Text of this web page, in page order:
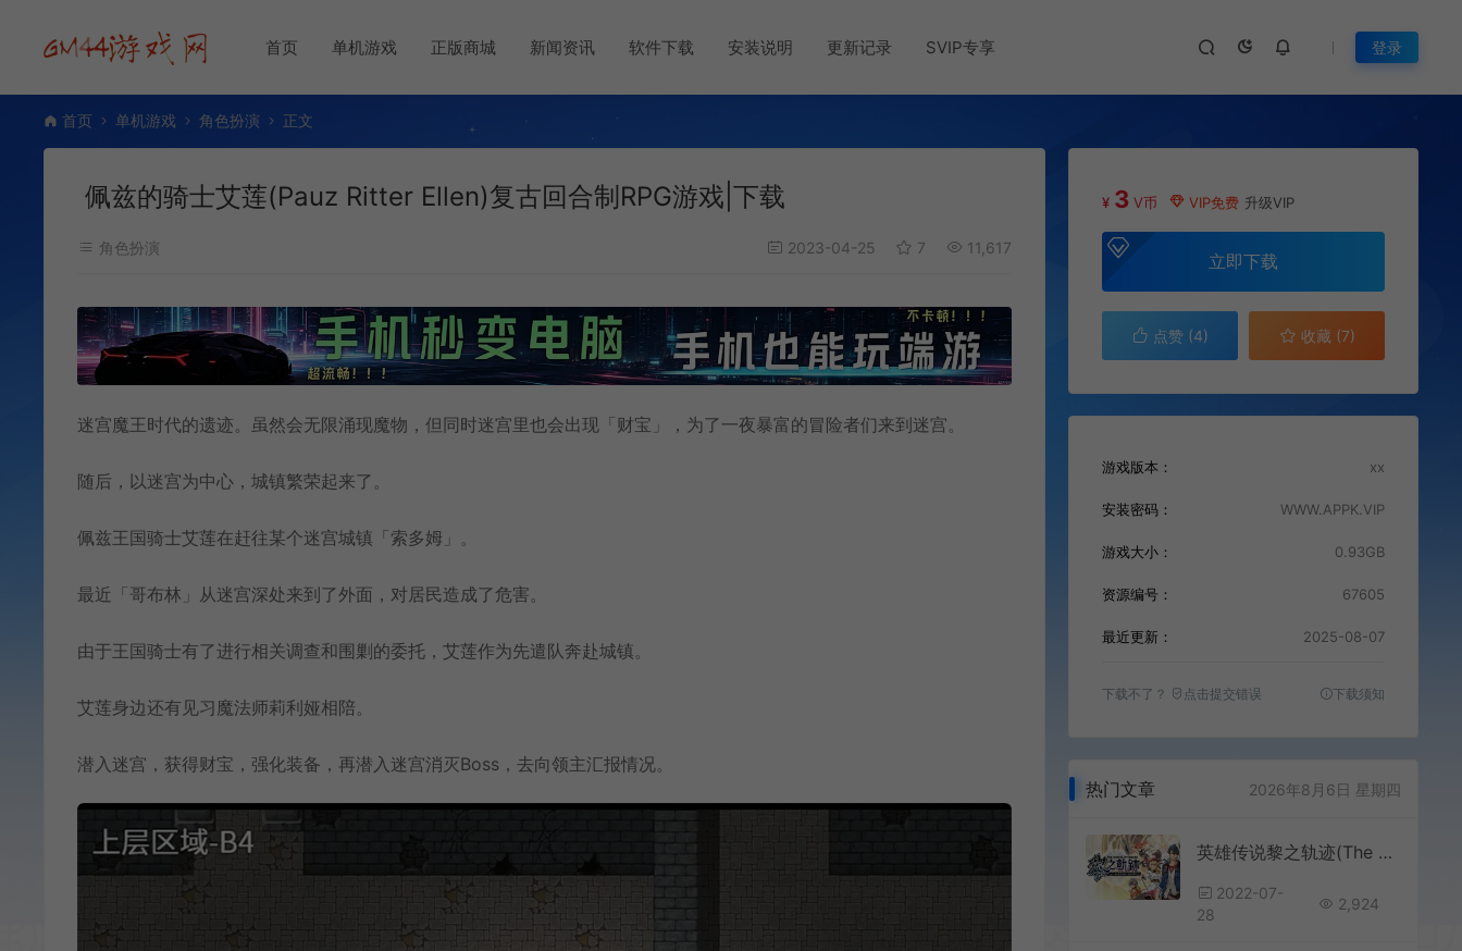
首页 单机游戏 正版商城 新闻资讯 软件下载 安装说明 更新记录 SVIP专享 登录
首页 单机游戏 角色扮演 正文
佩兹的骑士艾莲(Pauz Ritter Ellen)复古回合制RPG游戏|下载
角色扮演 2023-04-25 7 11,617
迷宫魔王时代的遗迹。虽然会无限涌现魔物，但同时迷宫里也会出现「财宝」，为了一夜暴富的冒险者们来到迷宫。
随后，以迷宫为中心，城镇繁荣起来了。
佩兹王国骑士艾莲在赶往某个迷宫城镇「索多姆」。
最近「哥布林」从迷宫深处来到了外面，对居民造成了危害。
由于王国骑士有了进行相关调查和围剿的委托，艾莲作为先遣队奔赴城镇。
艾莲身边还有见习魔法师莉利娅相陪。
潜入迷宫，获得财宝，强化装备，再潜入迷宫消灭Boss，去向领主汇报情况。
¥ 3 V币 VIP免费 升级VIP
立即下载
点赞 (4) 收藏 (7)
游戏版本： xx
安装密码： WWW.APPK.VIP
游戏大小： 0.93GB
资源编号： 67605
最近更新： 2025-08-07
下载不了？ 点击提交错误 下载须知
热门文章 2026年8月6日 星期四
英雄传说黎之轨迹(The Legend of Heroes: Kuro no Kiseki)繁中|PC|修改器|角色扮演RPG游戏
2022-07-
28
2,924